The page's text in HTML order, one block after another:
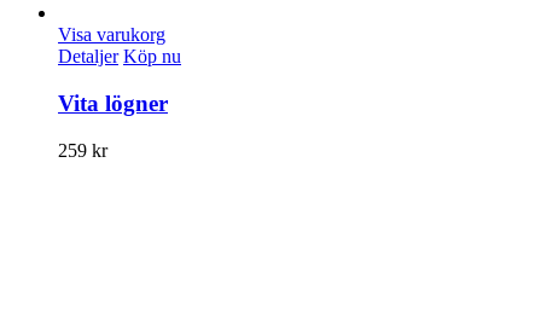
Visa varukorg
Detaljer Köp nu
Vita lögner
259 kr